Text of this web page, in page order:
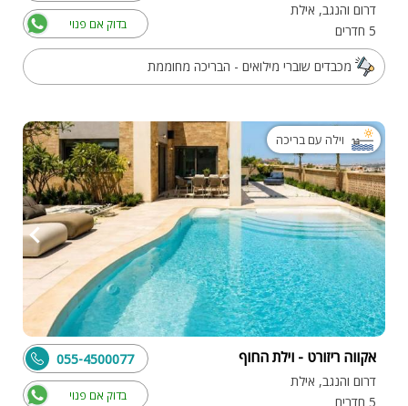
דרום והנגב, אילת
5 חדרים
בדוק אם פנוי
מכבדים שוברי מילואים - הבריכה מחוממת
וילה עם בריכה
אקווה ריזורט - וילת החוף
דרום והנגב, אילת
5 חדרים
בדוק אם פנוי
055-4500077